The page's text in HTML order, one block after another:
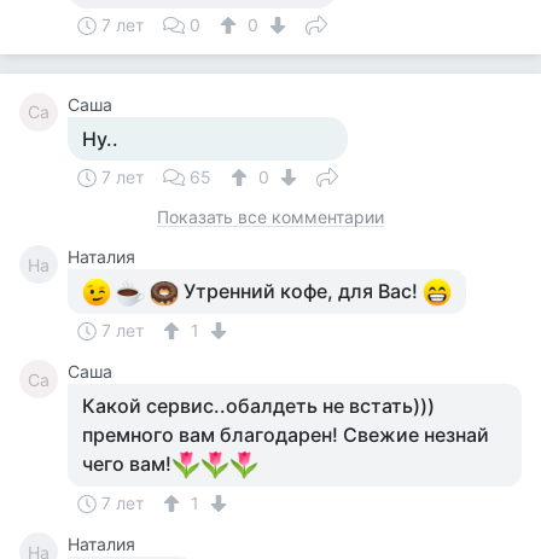
7 лет 0 0
Са Саша
Ну..
7 лет 65
0
Показать все комментарии
На Наталия
Утренний кофе, для Вас!
7 лет 1
Са Саша
Какой сервис..обалдеть не встать)))
премного вам благодарен! Свежие незнай
чего вам!
7 лет 1
На Наталия